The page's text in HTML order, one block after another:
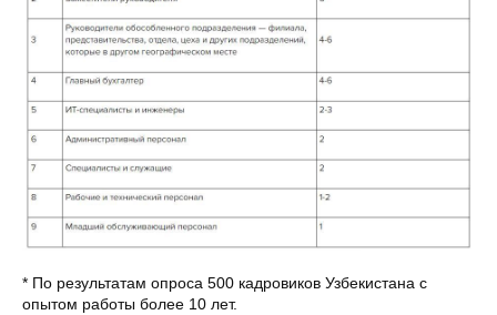
* По результатам опроса 500 кадровиков Узбекистана с
опытом работы более 10 лет.